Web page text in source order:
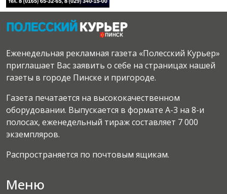
Еженедельная рекламная газета «Полесский Курьер»
приглашает Вас заявить о себе на страницах нашей
газеты в городе Пинске и пригороде.
Газета печатается на высококачественном
оборудовании. Выпускается в формате А-3 на 8-и
полосах, еженедельный тираж составляет 7 000
экземпляров.
Распространяется по почтовым ящикам.
Меню